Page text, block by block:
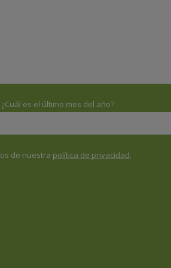
es el último mes del año?
de nuestra política de privacidad.